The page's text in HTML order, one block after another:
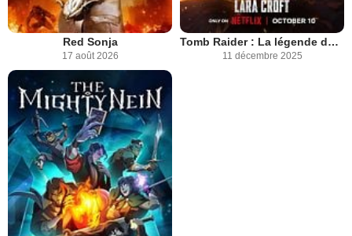
Red Sonja
17 août 2026
Tomb Raider : La légende de Lara Croft
11 décembre 2025